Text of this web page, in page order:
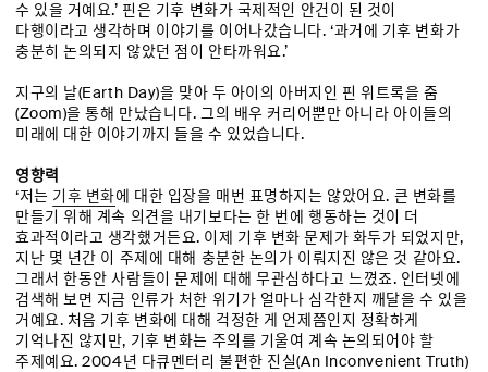
수 있을 거예요.’ 핀은 기후 변화가 국제적인 안건이 된 것이
다행이라고 생각하며 이야기를 이어나갔습니다. ‘과거에 기후 변화가
충분히 논의되지 않았던 점이 안타까워요.’
지구의 날(Earth Day)을 맞아 두 아이의 아버지인 핀 위트록을 줌
(Zoom)을 통해 만났습니다. 그의 배우 커리어뿐만 아니라 아이들의
미래에 대한 이야기까지 들을 수 있었습니다.
영향력
‘저는 기후 변화에 대한 입장을 매번 표명하지는 않았어요. 큰 변화를
만들기 위해 계속 의견을 내기보다는 한 번에 행동하는 것이 더
효과적이라고 생각했거든요. 이제 기후 변화 문제가 화두가 되었지만,
지난 몇 년간 이 주제에 대해 충분한 논의가 이뤄지진 않은 것 같아요.
그래서 한동안 사람들이 문제에 대해 무관심하다고 느꼈죠. 인터넷에
검색해 보면 지금 인류가 처한 위기가 얼마나 심각한지 깨달을 수 있을
거예요. 처음 기후 변화에 대해 걱정한 게 언제쯤인지 정확하게
기억나진 않지만, 기후 변화는 주의를 기울여 계속 논의되어야 할
주제예요. 2004년 다큐멘터리 불편한 진실(An Inconvenient Truth)